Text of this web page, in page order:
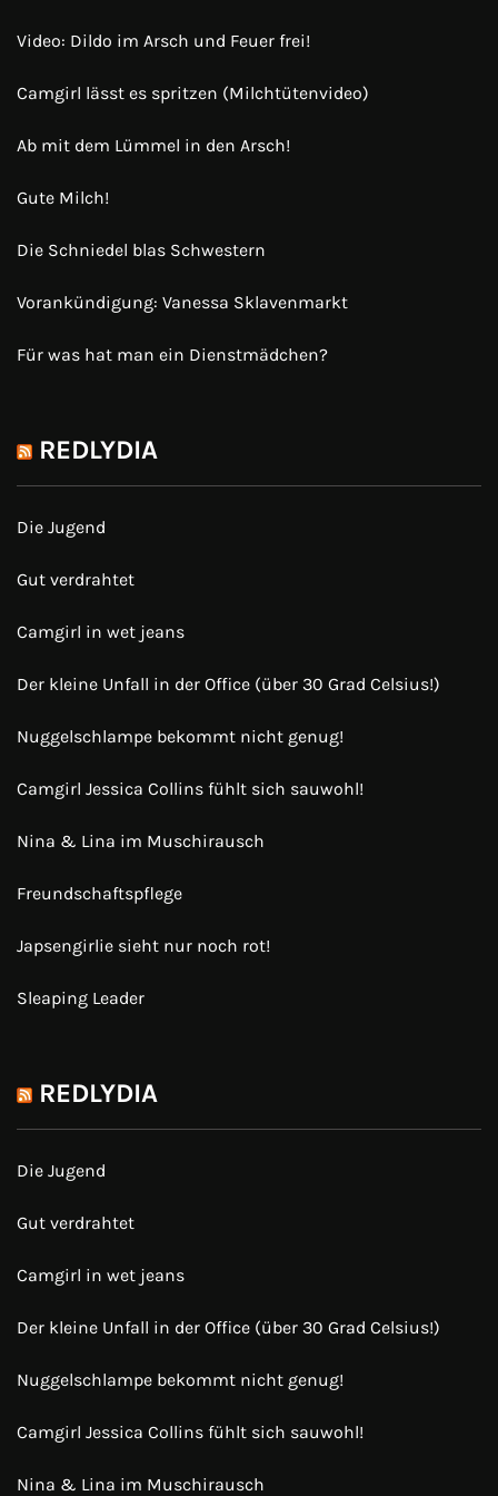
Video: Dildo im Arsch und Feuer frei!
Camgirl lässt es spritzen (Milchtütenvideo)
Ab mit dem Lümmel in den Arsch!
Gute Milch!
Die Schniedel blas Schwestern
Vorankündigung: Vanessa Sklavenmarkt
Für was hat man ein Dienstmädchen?
REDLYDIA
Die Jugend
Gut verdrahtet
Camgirl in wet jeans
Der kleine Unfall in der Office (über 30 Grad Celsius!)
Nuggelschlampe bekommt nicht genug!
Camgirl Jessica Collins fühlt sich sauwohl!
Nina & Lina im Muschirausch
Freundschaftspflege
Japsengirlie sieht nur noch rot!
Sleaping Leader
REDLYDIA
Die Jugend
Gut verdrahtet
Camgirl in wet jeans
Der kleine Unfall in der Office (über 30 Grad Celsius!)
Nuggelschlampe bekommt nicht genug!
Camgirl Jessica Collins fühlt sich sauwohl!
Nina & Lina im Muschirausch